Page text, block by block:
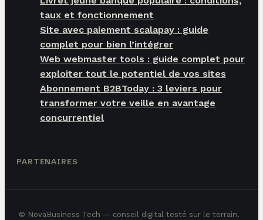
taux et fonctionnement
Site avec paiement scalapay : guide
complet pour bien l’intégrer
Web webmaster tools : guide complet pour
exploiter tout le potentiel de vos sites
Abonnement B2BToday : 3 leviers pour
transformer votre veille en avantage
concurrentiel
PARTENAIRES
© NovaBusiness Tech — conseil digital testé sur le terrain.